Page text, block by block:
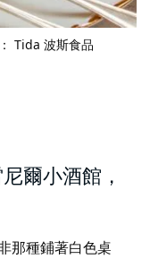
Tida 波斯食品
爾小酒館 ，
那種鋪著白色桌